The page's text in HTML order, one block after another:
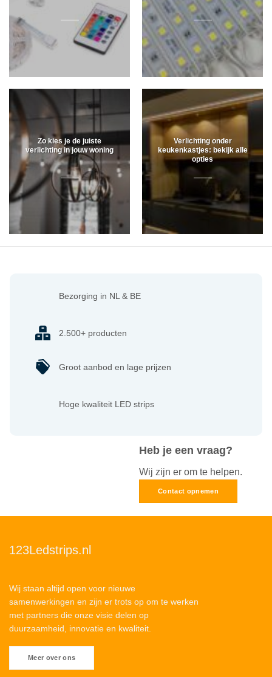
Zo kies je de juiste
verlichting in jouw woning
Verlichting onder
keukenkastjes: bekijk alle
opties
Heb je een vraag?
Wij zijn er om te helpen.
Contact opnemen
Bezorging in NL & BE
2.500+ producten
Groot aanbod en lage prijzen
Hoge kwaliteit LED strips
123Ledstrips.nl
Wij staan altijd open voor nieuwe
samenwerkingen en zijn er trots op om te werken
met partners die onze visie delen op
duurzaamheid, innovatie en kwaliteit.
Meer over ons